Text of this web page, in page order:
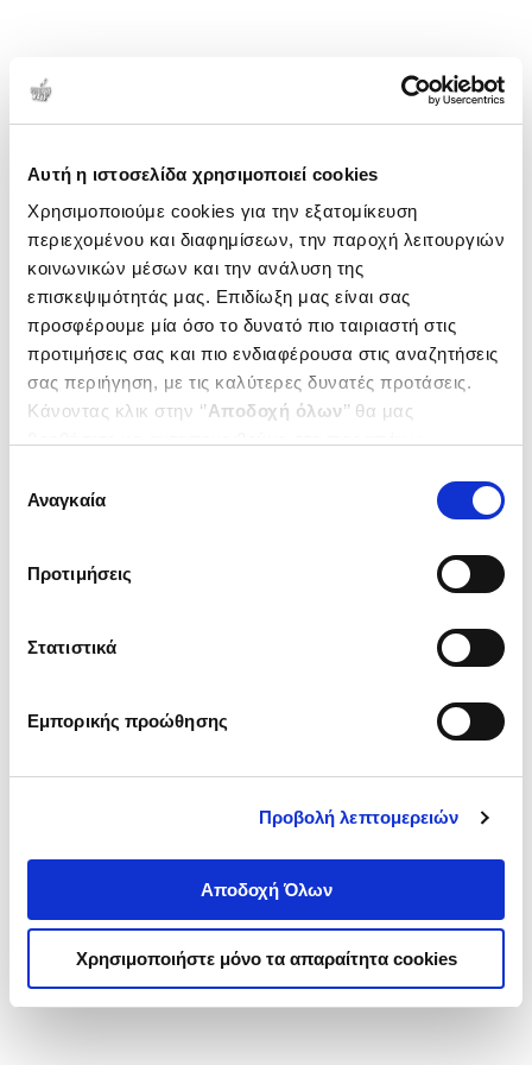
Αυτή η ιστοσελίδα χρησιμοποιεί cookies
Χρησιμοποιούμε cookies για την εξατομίκευση
περιεχομένου και διαφημίσεων, την παροχή λειτουργιών
κοινωνικών μέσων και την ανάλυση της
επισκεψιμότητάς μας. Επιδίωξη μας είναι σας
προσφέρουμε μία όσο το δυνατό πιο ταιριαστή στις
προτιμήσεις σας και πιο ενδιαφέρουσα στις αναζητήσεις
σας περιήγηση, με τις καλύτερες δυνατές προτάσεις.
Κάνοντας κλικ στην ‘’Αποδοχή όλων’’ θα μας
ενδιαφέρουν και να επιλέξετε από τα παρακάτω με την
΄΄και να ενημερωθείτε σχετικά με
συγκατάθεσης
Αναγκαία
Προτιμήσεις
Στατιστικά
Εμπορικής προώθησης
Προβολή λεπτομερειών
Αποδοχή Όλων
Χρησιμοποιήστε μόνο τα απαραίτητα cookies